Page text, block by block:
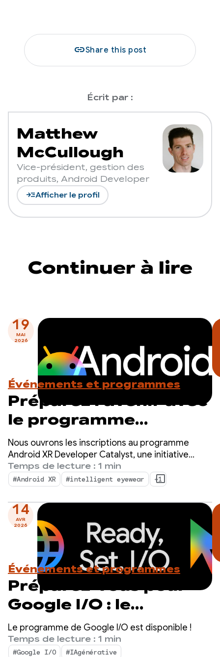
linkShare this post
Écrit par :
Matthew
McCullough
Vice-président, gestion des
produits, Android Developer
read_moreAfficher le profil
Continuer à lire
19
MAI
2026
Événements et programmes
Préparez l'avenir avec
le programme
Android XR Developer
Catalyst : inscrivez-
vous dès maintenant !
Nous ouvrons les inscriptions au programme
Android XR Developer Catalyst, une initiative
dédiée visant à accélérer le développement
d'applications Android XR prêtes à être lancées
au cours de l'année prochaine.
Temps de lecture : 1 min
#Android XR #intelligent eyewear +1
14
AVR
2026
Événements et programmes
Préparez-vous pour
Google I/O : le
programme de la
diffusion en direct est
Le programme de Google I/O est disponible !
Temps de lecture : 1 min
#Google I/O #IAgénérative